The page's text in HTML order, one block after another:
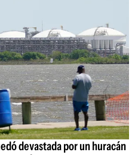
devastada por un huracán